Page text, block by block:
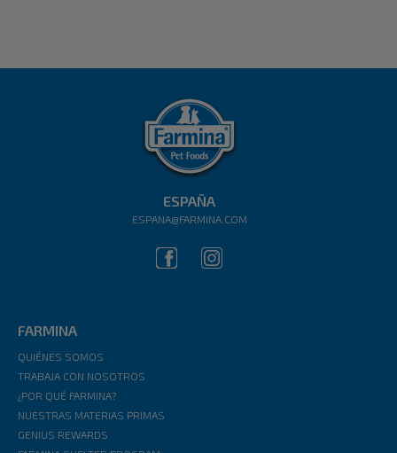
ESPAÑA
ESPANA@FARMINA.COM
FARMINA
QUIÉNES SOMOS
TRABAJA CON NOSOTROS
¿POR QUÉ FARMINA?
NUESTRAS MATERIAS PRIMAS
GENIUS REWARDS